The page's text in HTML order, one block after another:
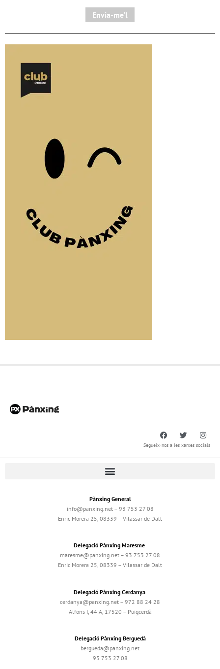
Envia-me'l
Segueix-nos a les xarxes socials
Pànxing General
info@panxing.net – 93 753 27 08
Enric Morera 25, 08339 – Vilassar de Dalt
Delegació Pànxing Maresme
maresme@panxing.net – 93 753 27 08
Enric Morera 25, 08339 – Vilassar de Dalt
Delegació Pànxing Cerdanya
cerdanya@panxing.net – 972 88 24 28
Alfons I, 44 A, 17520 – Puigcerdà
Delegació Pànxing Berguedà
bergueda@panxing.net
93 753 27 08